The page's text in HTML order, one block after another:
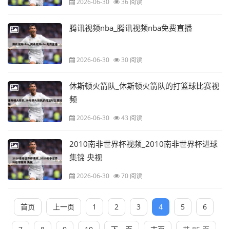
2026-06-30 36 阅读
腾讯视频nba_腾讯视频nba免费直播
2026-06-30 30 阅读
休斯顿火箭队_休斯顿火箭队的打篮球比赛视
频
2026-06-30 43 阅读
2010南非世界杯视频_2010南非世界杯进球
集锦 央视
2026-06-30 70 阅读
首页 上一页 1 2 3 4 5 6